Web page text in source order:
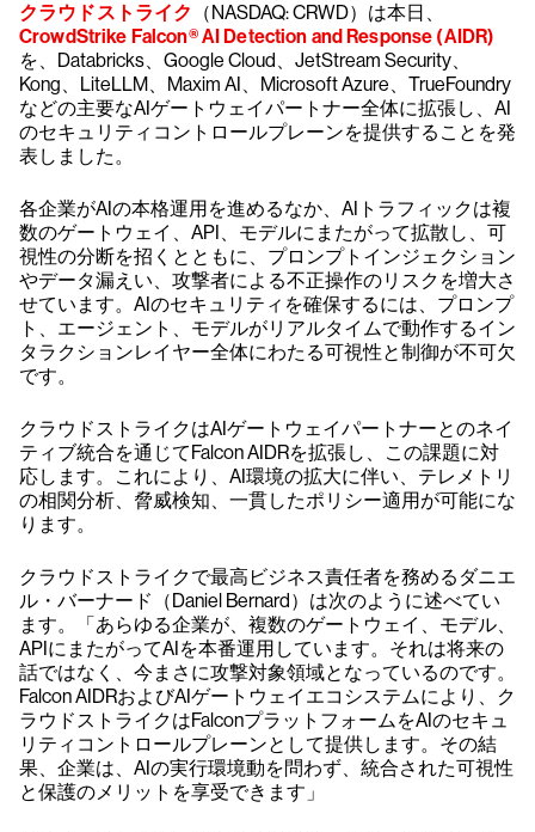
クラウドストライク
（NASDAQ: CRWD）は本日、
CrowdStrike Falcon® AI Detection and Response (AIDR)
を、Databricks、Google Cloud、JetStream Security、
Kong、LiteLLM、Maxim AI、Microsoft Azure、TrueFoundry
などの主要なAIゲートウェイパートナー全体に拡張し、AI
のセキュリティコントロールプレーンを提供することを発
表しました。
各企業がAIの本格運用を進めるなか、AIトラフィックは複
数のゲートウェイ、API、モデルにまたがって拡散し、可
視性の分断を招くとともに、プロンプトインジェクション
やデータ漏えい、攻撃者による不正操作のリスクを増大さ
せています。AIのセキュリティを確保するには、プロンプ
ト、エージェント、モデルがリアルタイムで動作するイン
タラクションレイヤー全体にわたる可視性と制御が不可欠
です。
クラウドストライクはAIゲートウェイパートナーとのネイ
ティブ統合を通じてFalcon AIDRを拡張し、この課題に対
応します。これにより、AI環境の拡大に伴い、テレメトリ
の相関分析、脅威検知、一貫したポリシー適用が可能にな
ります。
クラウドストライクで最高ビジネス責任者を務めるダニエ
ル・バーナード（Daniel Bernard）は次のように述べてい
ます。「あらゆる企業が、複数のゲートウェイ、モデル、
APIにまたがってAIを本番運用しています。それは将来の
話ではなく、今まさに攻撃対象領域となっているのです。
Falcon AIDRおよびAIゲートウェイエコシステムにより、ク
ラウドストライクはFalconプラットフォームをAIのセキュ
リティコントロールプレーンとして提供します。その結
果、企業は、AIの実行環境動を問わず、統合された可視性
と保護のメリットを享受できます」